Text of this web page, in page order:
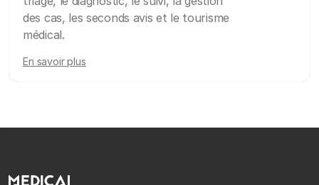
des cas, les seconds avis et le tourisme
médical.
En savoir plus